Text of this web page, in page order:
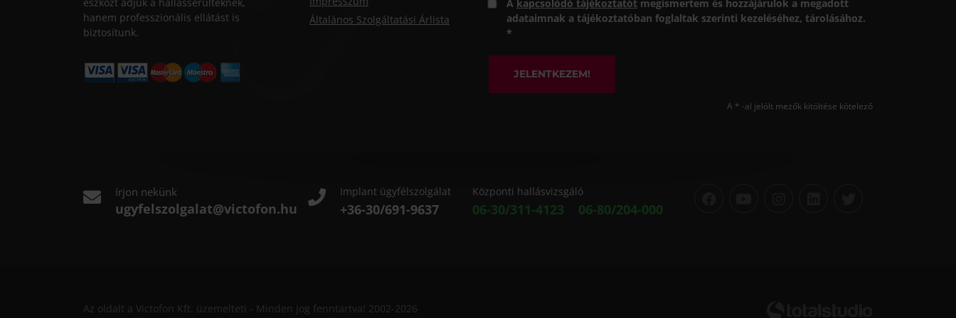
eszközt adjuk a hallássérülteknek,
hanem professzionális ellátást is
biztosítunk.
Általános Szolgáltatási Árlista
A kapcsolódó tájékoztatót megismertem és hozzájárulok a megadott
adataimnak a tájékoztatóban foglaltak szerinti kezeléséhez, tárolásához.
*
JELENTKEZEM!
A * -al jelölt mezők kitöltése kötelező
írjon nekünk
ugyfelszolgalat@victofon.hu
Implant ügyfélszolgálat
+36-30/691-9637
Központi hallásvizsgáló
06-30/311-4123 06-80/204-000
Az oldalt a Victofon Kft. üzemelteti - Minden jog fenntartva! 2002-2026